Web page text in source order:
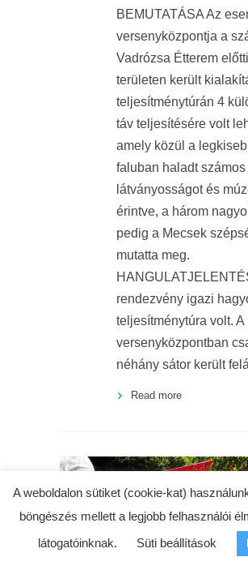
BEMUTATÁSA Az
versenyközpontja a
Vadrózsa Étterem
területen került
teljesítménytúrán 4
táv teljesítésére volt
amely közül a
faluban haladt számos
látványosságot és
érintve, a három
pedig a Mecsek
mutatta meg.
rendezvény igazi
teljesítménytúra volt. A
versenyközpontban
néhány sátor került
Read more
A weboldalon sütiket (cookie-kat)
böngészés mellett a legjobb felhasználói
látogatóinknak.
Süti beállítások